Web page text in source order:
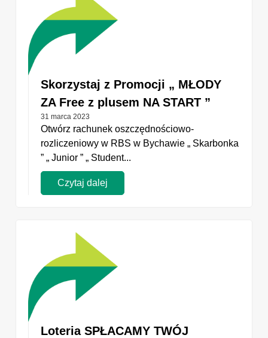
Skorzystaj z Promocji „ MŁODY
ZA Free z plusem NA START ”
31 marca 2023
Otwórz rachunek oszczędnościowo-
rozliczeniowy w RBS w Bychawie „ Skarbonka
” „ Junior ” „ Student...
Czytaj dalej
Loteria SPŁACAMY TWÓJ